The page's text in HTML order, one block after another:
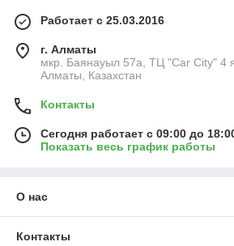
Работает с 25.03.2016
г. Алматы
мкр. Баянауыл 57а, ТЦ "Car Сity" 4
Алматы, Казахстан
Контакты
Сегодня работает с 09:00 до
Показать весь график работы
О нас
Контакты